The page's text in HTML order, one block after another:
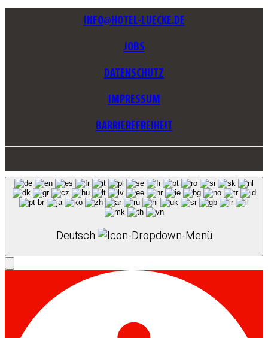
INFO@HOTEL-LUECKE.DE
JOBS
DATENSCHUTZ
IMPRESSUM
BARRIEREFREIHEIT
Deutsch